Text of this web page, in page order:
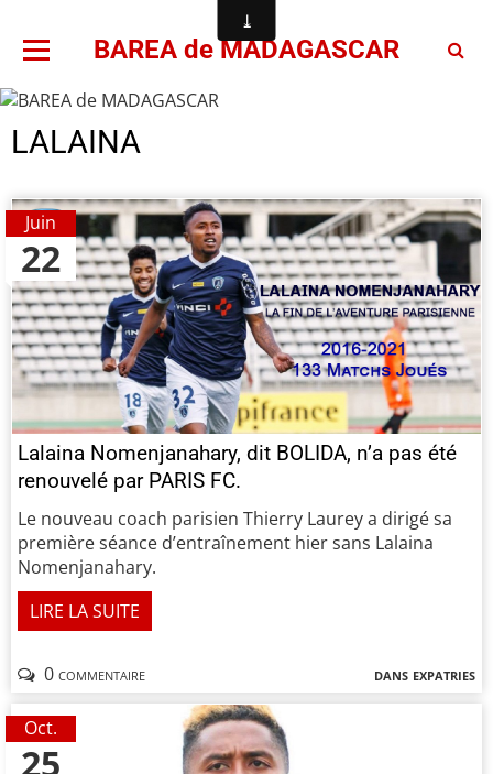
BAREA de MADAGASCAR
LALAINA
22
Juin
Lalaina Nomenjanahary, dit BOLIDA, n’a pas été
renouvelé par PARIS FC.
dans expatries
0 commentaire
Le nouveau coach parisien Thierry Laurey a dirigé sa
première séance d’entraînement hier sans Lalaina
Nomenjanahary.
LIRE LA SUITE
25
Oct.